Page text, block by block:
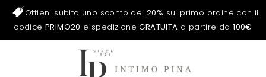
Ottieni subito uno sconto del20% sul primo ordine con il
codice PRIMO20 e spedizioneGRATUITA a partire da100€